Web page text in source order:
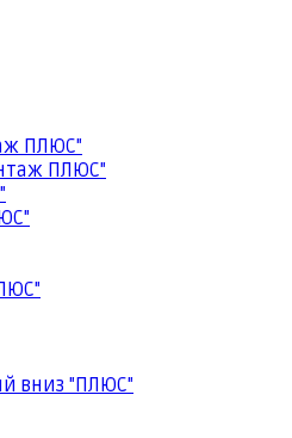
ПЛЮС"
ПЛЮС"
вниз "ПЛЮС"